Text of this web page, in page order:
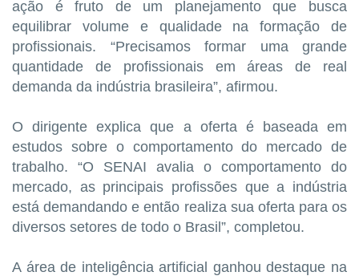
ação é fruto de um planejamento que busca
equilibrar volume e qualidade na formação de
profissionais. “Precisamos formar uma grande
quantidade de profissionais em áreas de real
demanda da indústria brasileira”, afirmou.
O dirigente explica que a oferta é baseada em
estudos sobre o comportamento do mercado de
trabalho. “O SENAI avalia o comportamento do
mercado, as principais profissões que a indústria
está demandando e então realiza sua oferta para os
diversos setores de todo o Brasil”, completou.
A área de inteligência artificial ganhou destaque na